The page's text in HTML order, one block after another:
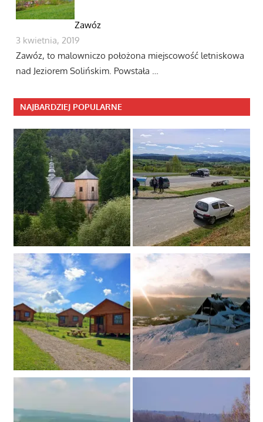
Zawóz
3 kwietnia, 2019
Zawóz, to malowniczo położona miejscowość letniskowa
nad Jeziorem Solińskim. Powstała …
NAJBARDZIEJ POPULARNE